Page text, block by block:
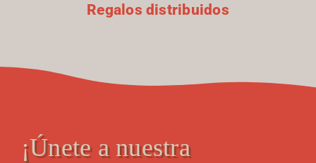
Regalos distribuidos
¡Únete a nuestra